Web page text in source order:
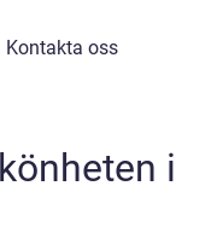
Kontakta oss
i